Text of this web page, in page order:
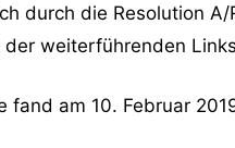
durch die Resolution
weiterführenden
fand am 10. Februar